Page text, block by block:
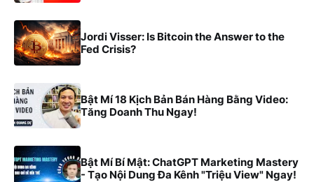
Jordi Visser: Is Bitcoin the Answer to the
Fed Crisis?
Bật Mí 18 Kịch Bản Bán Hàng Bằng Video:
Tăng Doanh Thu Ngay!
Bật Mí Bí Mật: ChatGPT Marketing Mastery
- Tạo Nội Dung Đa Kênh "Triệu View" Ngay!